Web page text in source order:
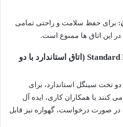
برای حفظ سلامت و راحتی تمامی
این اتاق ها ممنوع است.
Standard Room with 2 Single Beds (اتاق استاندارد با دو
دو تخت سینگل استاندارد، برای
کنند یا همکاران کاری، ایده آل
در صورت درخواست، گهواره نیز قابل